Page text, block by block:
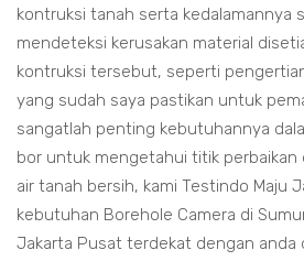
kontruksi tanah serta kedalamannya
mendeteksi kerusakan material
kontruksi tersebut, seperti
yang sudah saya pastikan untuk
sangatlah penting kebutuhannya
bor untuk mengetahui titik perbaikan
air tanah bersih, kami Testindo Maju
kebutuhan Borehole Camera di
Jakarta Pusat terdekat dengan anda